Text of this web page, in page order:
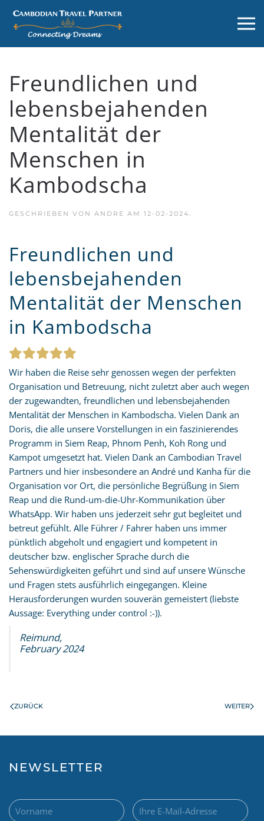
Freundlichen und
lebensbejahenden
Mentalität der
Menschen in
Kambodscha
GESCHRIEBEN VON ANDRE AM 12-02-2024.
Freundlichen und
lebensbejahenden
Mentalität der Menschen
in Kambodscha
Wir haben die Reise sehr genossen wegen der perfekten
Organisation und Betreuung, nicht zuletzt aber auch wegen
der zugewandten, freundlichen und lebensbejahenden
Mentalität der Menschen in Kambodscha. Vielen Dank an
Doris, die alle unsere Vorstellungen in ein faszinierendes
Programm in Siem Reap, Phnom Penh, Koh Rong und
Kampot umgesetzt hat. Vielen Dank an Cambodian Travel
Partners und hier insbesondere an André und Kanha für die
Organisation vor Ort, die persönliche Begrüßung in Siem
Reap und die Rund-um-die-Uhr-Kommunikation über
WhatsApp. Wir haben uns jederzeit sehr gut begleitet und
betreut gefühlt. Alle Führer / Fahrer haben uns immer
pünktlich abgeholt und engagiert und kompetent in
deutscher bzw. englischer Sprache durch die
Sehenswürdigkeiten geführt und sind auf unsere Wünsche
und Fragen stets ausführlich eingegangen. Kleine
Herausforderungen wurden souverän gemeistert (liebste
Aussage: Everything under control :-)).
Reimund,
February 2024
ZURÜCK WEITER
NEWSLETTER